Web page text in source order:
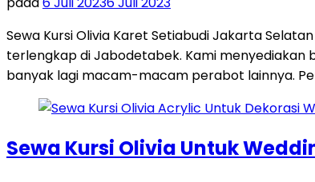
Sewa Kursi Olivia Karet Setiabudi Jakarta
terlengkap di Jabodetabek. Kami menyediakan
banyak lagi macam-macam perabot lainnya.
Sewa Kursi Olivia Untuk